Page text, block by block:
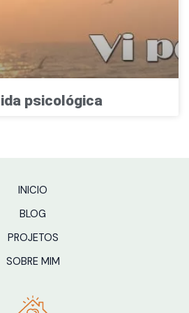
psicológica
INICIO
BLOG
PROJETOS
SOBRE MIM